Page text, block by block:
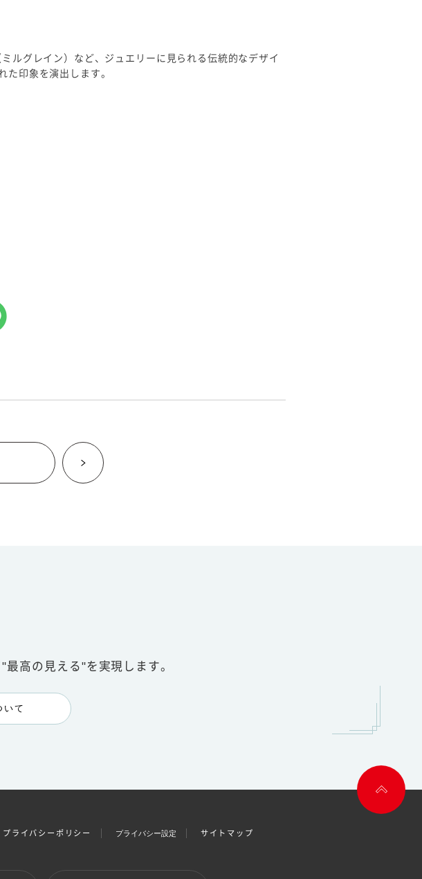
ルグレイン）など、ジュエリーに見られる伝統的なデザイ
た印象を演出します。
"最高の見える"を実現します。
いて
プライバシーポリシー プライバシー設定 サイトマップ